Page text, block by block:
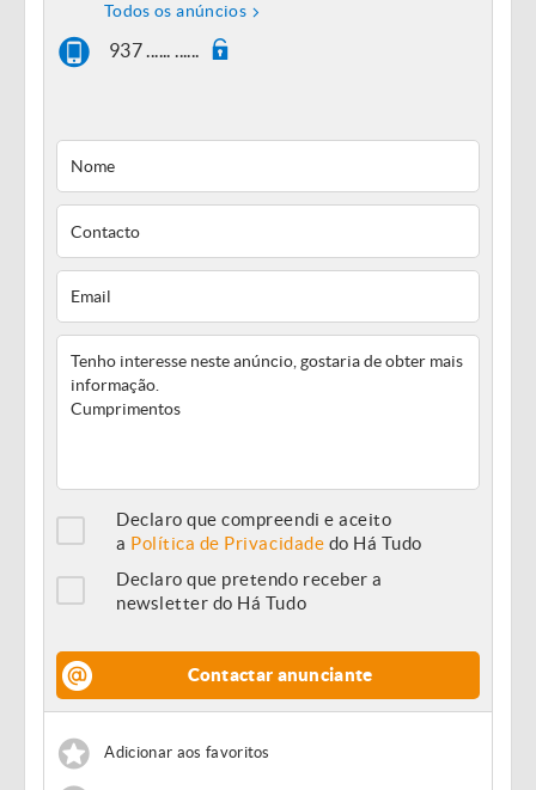
Todos os anúncios
937 ...... ......
Declaro que compreendi e aceito
a Política de Privacidade do Há Tudo
Declaro que pretendo receber a
newsletter do Há Tudo
Contactar anunciante
Adicionar aos favoritos